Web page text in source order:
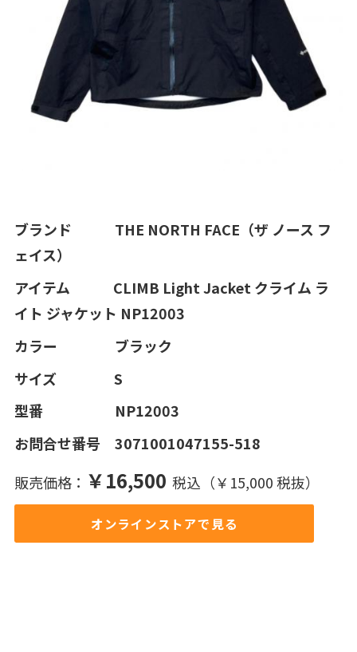
ブランド THE NORTH FACE（ザ ノース フ
ェイス）
アイテム CLIMB Light Jacket クライム ラ
イト ジャケット NP12003
カラー ブラック
サイズ S
型番 NP12003
お問合せ番号 3071001047155-518
販売価格： ￥16,500 税込（￥15,000 税抜）
オンラインストアで見る